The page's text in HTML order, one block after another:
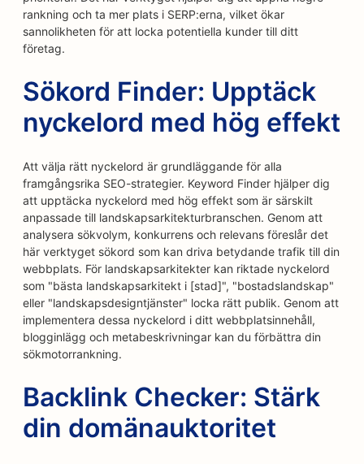
rankning och ta mer plats i SERP:erna, vilket ökar
sannolikheten för att locka potentiella kunder till ditt
företag.
Sökord Finder: Upptäck
nyckelord med hög effekt
Att välja rätt nyckelord är grundläggande för alla
framgångsrika SEO-strategier. Keyword Finder hjälper dig
att upptäcka nyckelord med hög effekt som är särskilt
anpassade till landskapsarkitekturbranschen. Genom att
analysera sökvolym, konkurrens och relevans föreslår det
här verktyget sökord som kan driva betydande trafik till din
webbplats. För landskapsarkitekter kan riktade nyckelord
som "bästa landskapsarkitekt i [stad]", "bostadslandskap"
eller "landskapsdesigntjänster" locka rätt publik. Genom att
implementera dessa nyckelord i ditt webbplatsinnehåll,
blogginlägg och metabeskrivningar kan du förbättra din
sökmotorrankning.
Backlink Checker: Stärk
din domänauktoritet